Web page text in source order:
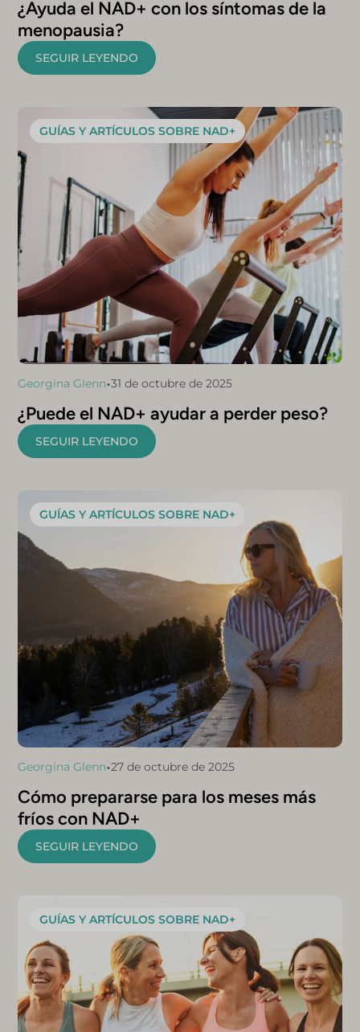
¿Ayuda el NAD+ con los síntomas de la
menopausia?
SEGUIR LEYENDO
GUÍAS Y ARTÍCULOS SOBRE NAD+
Georgina Glenn•31 de octubre de 2025
¿Puede el NAD+ ayudar a perder peso?
SEGUIR LEYENDO
GUÍAS Y ARTÍCULOS SOBRE NAD+
Georgina Glenn•27 de octubre de 2025
Cómo prepararse para los meses más
fríos con NAD+
SEGUIR LEYENDO
GUÍAS Y ARTÍCULOS SOBRE NAD+